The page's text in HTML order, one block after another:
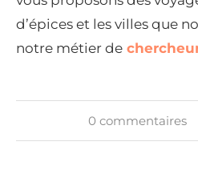
d’épices et les villes que
notre métier de
0 commentaires